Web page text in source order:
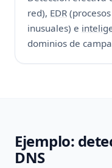
red), EDR
inusuales) e
dominios de
Ejemplo:
DNS